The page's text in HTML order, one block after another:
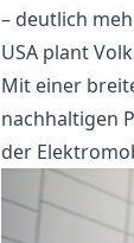
– deutlich
USA plant
Mit einer
nachhaltigen
der